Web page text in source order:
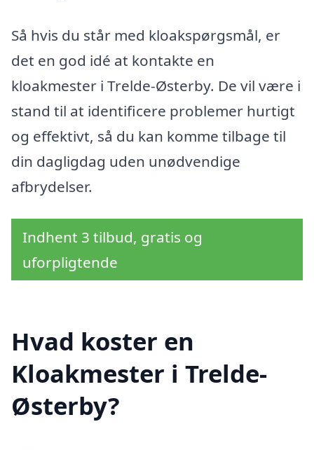
Så hvis du står med kloakspørgsmål, er
det en god idé at kontakte en
kloakmester i Trelde-Østerby. De vil være i
stand til at identificere problemer hurtigt
og effektivt, så du kan komme tilbage til
din dagligdag uden unødvendige
afbrydelser.
Indhent 3 tilbud, gratis og
uforpligtende
Hvad koster en
Kloakmester i Trelde-
Østerby?